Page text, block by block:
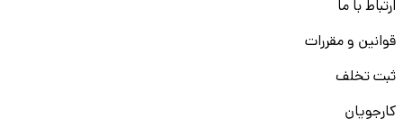
ارتباط با ما
قوانین و مقررات
ثبت تخلف
کارجویان